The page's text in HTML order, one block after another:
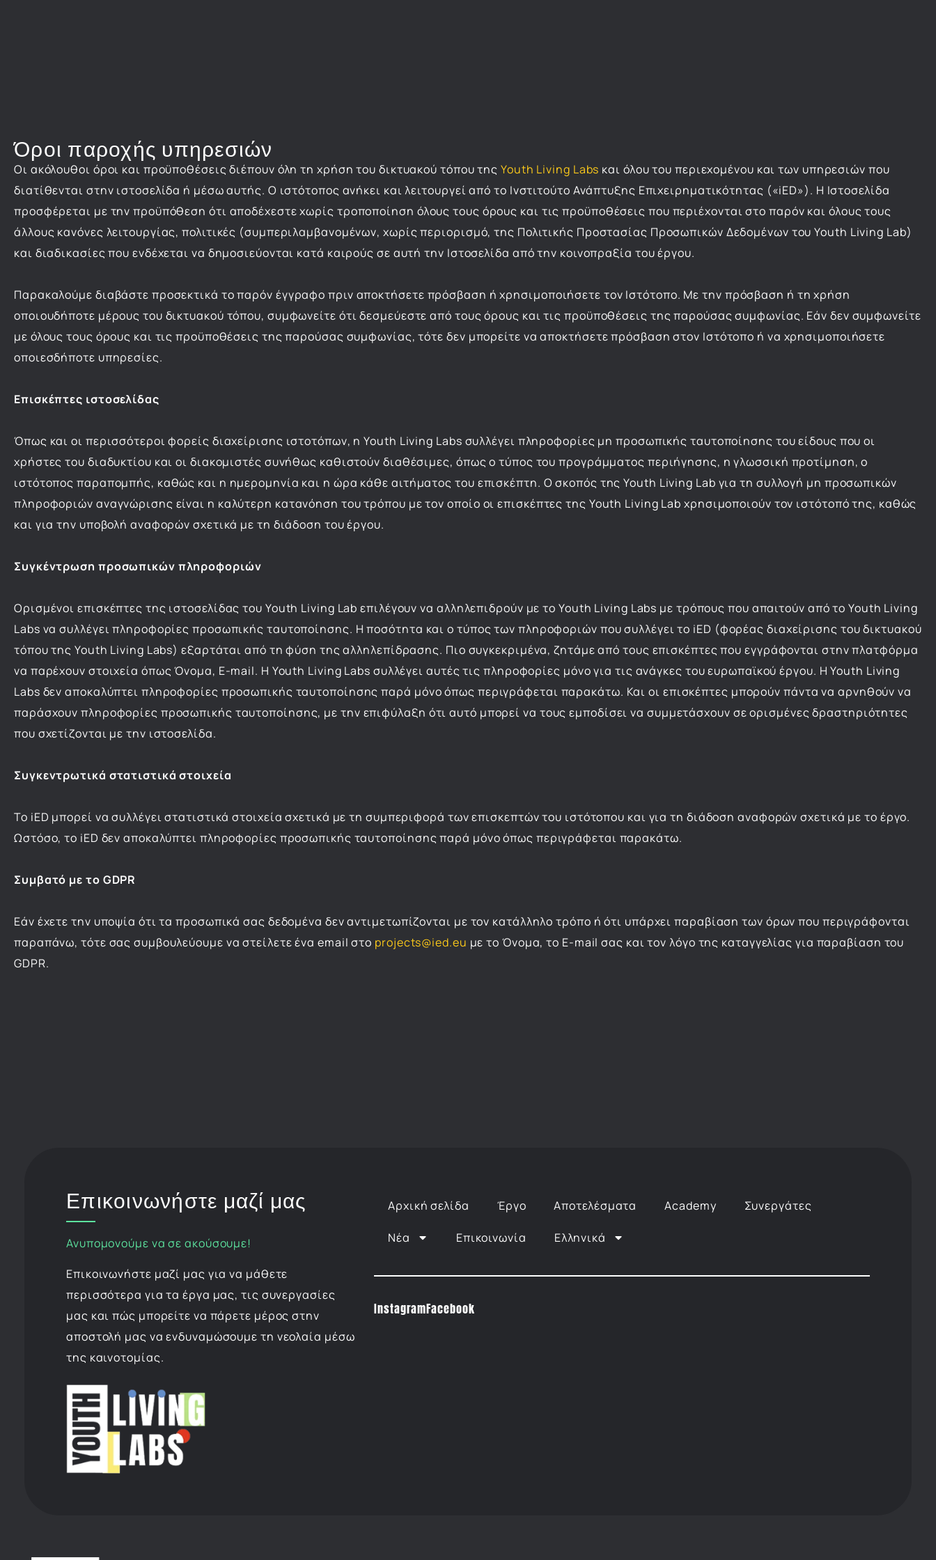
Όροι παροχής υπηρεσιών
Οι ακόλουθοι όροι και προϋποθέσεις διέπουν όλη τη χρήση του δικτυακού τόπου τηςYouth Living Labs και όλου του περιεχομένου και των υπηρεσιών που
διατίθενται στην ιστοσελίδα ή μέσω αυτής. Ο ιστότοπος ανήκει και λειτουργεί από το Ινστιτούτο Ανάπτυξης Επιχειρηματικότητας («iED»). Η Ιστοσελίδα
προσφέρεται με την προϋπόθεση ότι αποδέχεστε χωρίς τροποποίηση όλους τους όρους και τις προϋποθέσεις που περιέχονται στο παρόν και όλους τους
άλλους κανόνες λειτουργίας, πολιτικές (συμπεριλαμβανομένων, χωρίς περιορισμό, της Πολιτικής Προστασίας Προσωπικών Δεδομένων του Youth Living Lab)
και διαδικασίες που ενδέχεται να δημοσιεύονται κατά καιρούς σε αυτή την Ιστοσελίδα από την κοινοπραξία του έργου.
Παρακαλούμε διαβάστε προσεκτικά το παρόν έγγραφο πριν αποκτήσετε πρόσβαση ή χρησιμοποιήσετε τον Ιστότοπο. Με την πρόσβαση ή τη χρήση
οποιουδήποτε μέρους του δικτυακού τόπου, συμφωνείτε ότι δεσμεύεστε από τους όρους και τις προϋποθέσεις της παρούσας συμφωνίας. Εάν δεν συμφωνείτε
με όλους τους όρους και τις προϋποθέσεις της παρούσας συμφωνίας, τότε δεν μπορείτε να αποκτήσετε πρόσβαση στον Ιστότοπο ή να χρησιμοποιήσετε
οποιεσδήποτε υπηρεσίες.
Επισκέπτες ιστοσελίδας
Όπως και οι περισσότεροι φορείς διαχείρισης ιστοτόπων, η Youth Living Labs συλλέγει πληροφορίες μη προσωπικής ταυτοποίησης του είδους που οι
χρήστες του διαδυκτίου και οι διακομιστές συνήθως καθιστούν διαθέσιμες, όπως ο τύπος του προγράμματος περιήγησης, η γλωσσική προτίμηση, ο
ιστότοπος παραπομπής, καθώς και η ημερομηνία και η ώρα κάθε αιτήματος του επισκέπτη. Ο σκοπός της Youth Living Lab για τη συλλογή μη προσωπικών
πληροφοριών αναγνώρισης είναι η καλύτερη κατανόηση του τρόπου με τον οποίο οι επισκέπτες της Youth Living Lab χρησιμοποιούν τον ιστότοπό της, καθώς
και για την υποβολή αναφορών σχετικά με τη διάδοση του έργου.
Συγκέντρωση προσωπικών πληροφοριών
Ορισμένοι επισκέπτες της ιστοσελίδας του Youth Living Lab επιλέγουν να αλληλεπιδρούν με το Youth Living Labs με τρόπους που απαιτούν από το Youth Living
Labs να συλλέγει πληροφορίες προσωπικής ταυτοποίησης. Η ποσότητα και ο τύπος των πληροφοριών που συλλέγει το iED (φορέας διαχείρισης του δικτυακού
τόπου της Youth Living Labs) εξαρτάται από τη φύση της αλληλεπίδρασης. Πιο συγκεκριμένα, ζητάμε από τους επισκέπτες που εγγράφονται στην πλατφόρμα
να παρέχουν στοιχεία όπως Όνομα, Ε-mail. Η Youth Living Labs συλλέγει αυτές τις πληροφορίες μόνο για τις ανάγκες του ευρωπαϊκού έργου. Η Youth Living
Labs δεν αποκαλύπτει πληροφορίες προσωπικής ταυτοποίησης παρά μόνο όπως περιγράφεται παρακάτω. Και οι επισκέπτες μπορούν πάντα να αρνηθούν να
παράσχουν πληροφορίες προσωπικής ταυτοποίησης, με την επιφύλαξη ότι αυτό μπορεί να τους εμποδίσει να συμμετάσχουν σε ορισμένες δραστηριότητες
που σχετίζονται με την ιστοσελίδα.
Συγκεντρωτικά στατιστικά στοιχεία
Το iED μπορεί να συλλέγει στατιστικά στοιχεία σχετικά με τη συμπεριφορά των επισκεπτών του ιστότοπου και για τη διάδοση αναφορών σχετικά με το έργο.
Ωστόσο, το iED δεν αποκαλύπτει πληροφορίες προσωπικής ταυτοποίησης παρά μόνο όπως περιγράφεται παρακάτω.
Συμβατό με το GDPR
Εάν έχετε την υποψία ότι τα προσωπικά σας δεδομένα δεν αντιμετωπίζονται με τον κατάλληλο τρόπο ή ότι υπάρχει παραβίαση των όρων που περιγράφονται
παραπάνω, τότε σας συμβουλεύουμε να στείλετε ένα email στο projects@ied.eu με το Όνομα, το E-mail σας και τον λόγο της καταγγελίας για παραβίαση του
GDPR.
Επικοινωνήστε μαζί μας
Ανυπομονούμε να σε ακούσουμε!
Επικοινωνήστε μαζί μας για να μάθετε
περισσότερα για τα έργα μας, τις συνεργασίες
μας και πώς μπορείτε να πάρετε μέρος στην
αποστολή μας να ενδυναμώσουμε τη νεολαία μέσω
της καινοτομίας.
Αρχική σελίδα Έργο Αποτελέσματα Academy Συνεργάτες
Νέα Επικοινωνία Ελληνικά
InstagramFacebook